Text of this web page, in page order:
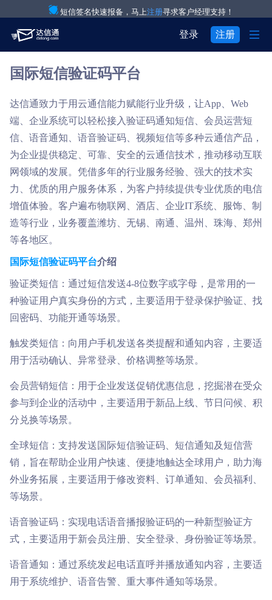
短信签名快速报备，马上注册寻求客户经理支持！
登录 注册 
产品与服务 
验证码通知短信
营销短信
彩信群发
语音通知
语音验证码
短信签名认证
解决方案 
 IT互联网行业
 电商行业
 物流行业
 房产行业
 商超行业
 关于达信通
行业资讯
注册
用户中心
国际短信验证码平台
达信通致力于用云通信能力赋能行业升级，让App、Web
端、企业系统可以轻松接入验证码通知短信、会员运营短
信、语音通知、语音验证码、视频短信等多种云通信产品，
为企业提供稳定、可靠、安全的云通信技术，推动移动互联
网领域的发展。凭借多年的行业服务经验、强大的技术实
力、优质的用户服务体系，为客户持续提供专业优质的电信
增值体验。客户遍布物联网、酒店、企业IT系统、服饰、制
造等行业，业务覆盖潍坊、无锡、南通、温州、珠海、郑州
等各地区。
国际短信验证码平台介绍
验证类短信：通过短信发送4-8位数字或字母，是常用的一
种验证用户真实身份的方式，主要适用于登录保护验证、找
回密码、功能开通等场景。
触发类短信：向用户手机发送各类提醒和通知内容，主要适
用于活动确认、异常登录、价格调整等场景。
会员营销短信：用于企业发送促销优惠信息，挖掘潜在受众
参与到企业的活动中，主要适用于新品上线、节日问候、积
分兑换等场景。
全球短信：支持发送国际短信验证码、短信通知及短信营
销，旨在帮助企业用户快速、便捷地触达全球用户，助力海
外业务拓展，主要适用于修改资料、订单通知、会员福利、
等场景。
语音验证码：实现电话语音播报验证码的一种新型验证方
式，主要适用于新会员注册、安全登录、身份验证等场景。
语音通知：通过系统发起电话直呼并播放通知内容，主要适
用于系统维护、语音告警、重大事件通知等场景。